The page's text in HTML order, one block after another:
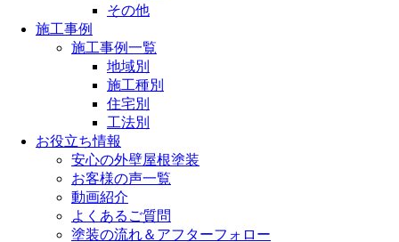
その他
施工事例
施工事例一覧
地域別
施工種別
住宅別
工法別
お役立ち情報
安心の外壁屋根塗装
お客様の声一覧
動画紹介
よくあるご質問
塗装の流れ＆アフターフォロー